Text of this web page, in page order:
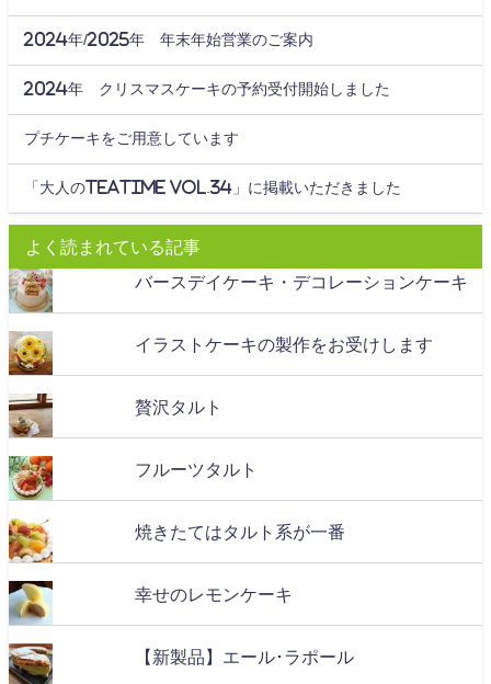
2024年/2025年 年末年始営業のご案内
2024年 クリスマスケーキの予約受付開始しました
プチケーキをご用意しています
「大人のteatime Vol.34」に掲載いただきました
よく読まれている記事
バースデイケーキ・デコレーションケーキ
イラストケーキの製作をお受けします
贅沢タルト
フルーツタルト
焼きたてはタルト系が一番
幸せのレモンケーキ
【新製品】エール･ラポール